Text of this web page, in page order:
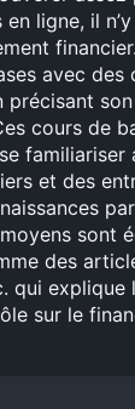
ligne, il
avec
cours de
familiariser
et des
moyens sont
des
qui
sur le